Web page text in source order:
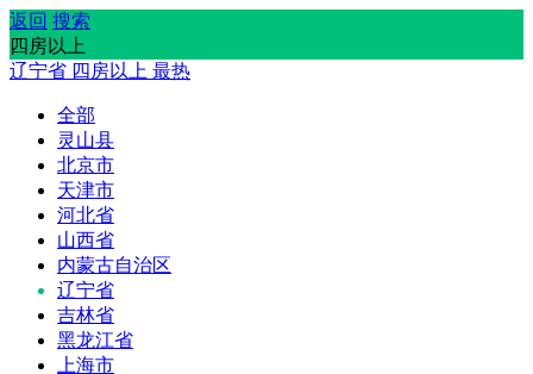
返回 搜索
四房以上
辽宁省 四房以上 最热
全部
灵山县
北京市
天津市
河北省
山西省
内蒙古自治区
辽宁省
吉林省
黑龙江省
上海市